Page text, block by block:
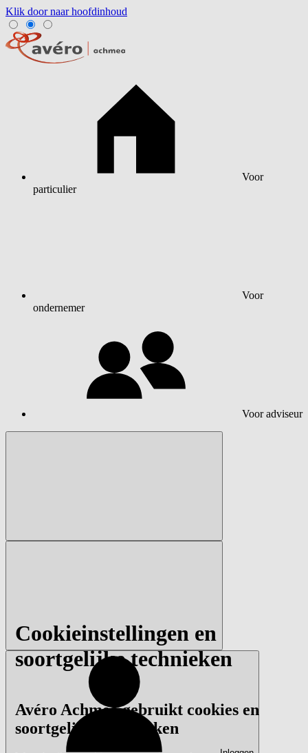
Klik door naar hoofdinhoud
Voor
particulier
Voor
ondernemer
Voor adviseur
Cookieinstellingen en
soortgelijke technieken
Avéro Achmea gebruikt cookies en
soortgelijke technieken